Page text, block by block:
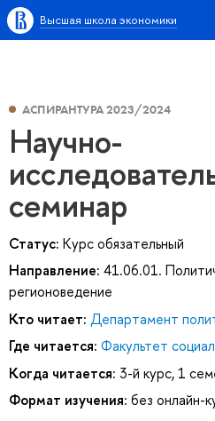
Высшая школа экономики
АСПИРАНТУРА 2023/2024
Научно-
семинар
Статус: Курс обязательный
Направление: 41.06.01.
регионоведение
Кто читает: Департамент
Где читается: Факультет
Когда читается: 3-й курс, 1
Формат изучения: без онлайн-